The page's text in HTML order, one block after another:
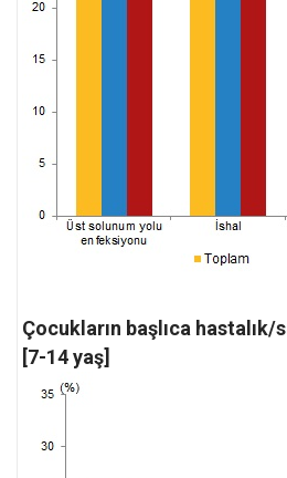
Çocukların başlıca hastalık/
[7-14 yaş]